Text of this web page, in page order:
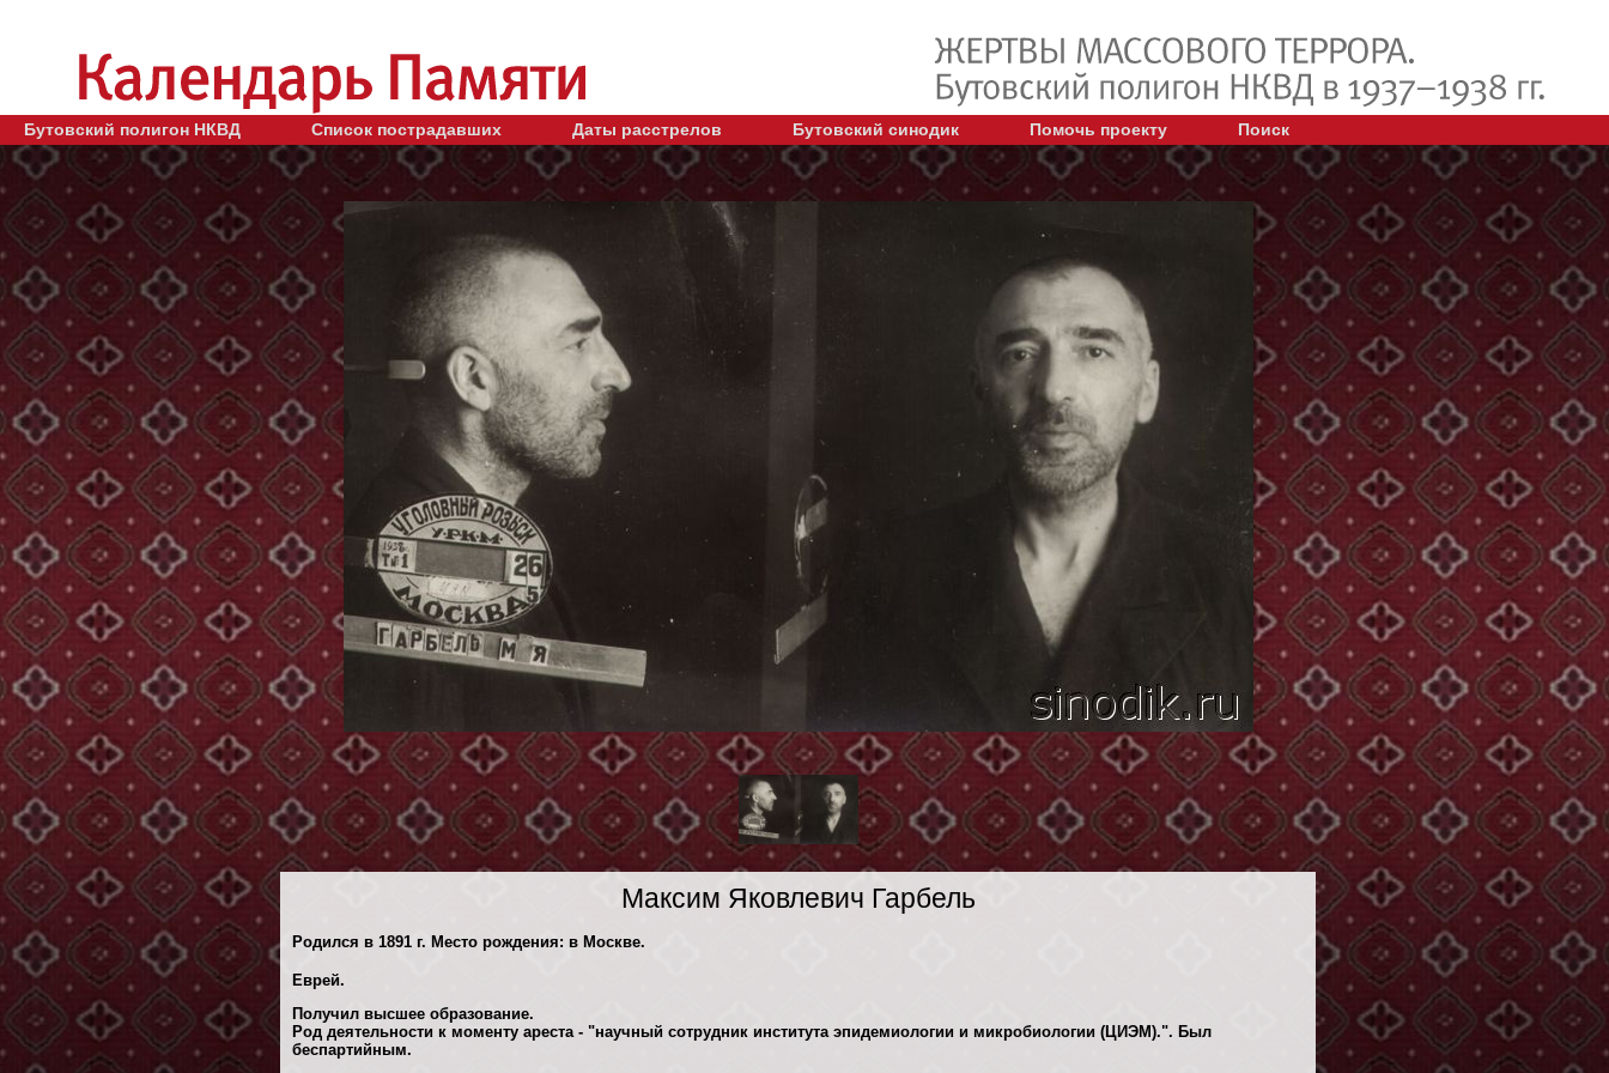
Бутовский полигон НКВД Список пострадавших Даты расстрелов Бутовский синодик Помочь проекту Поиск
Максим Яковлевич Гарбель
Родился в 1891 г. Место рождения: в Москве.
Еврей.
Получил высшее образование.
Род деятельности к моменту ареста - "научный сотрудник института эпидемиологии и микробиологии (ЦИЭМ).". Был
беспартийным.